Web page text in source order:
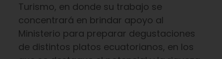
Turismo, en donde su trabajo se
concentrará en brindar apoyo al
Ministerio para preparar degustaciones
de distintos platos ecuatorianos, en los